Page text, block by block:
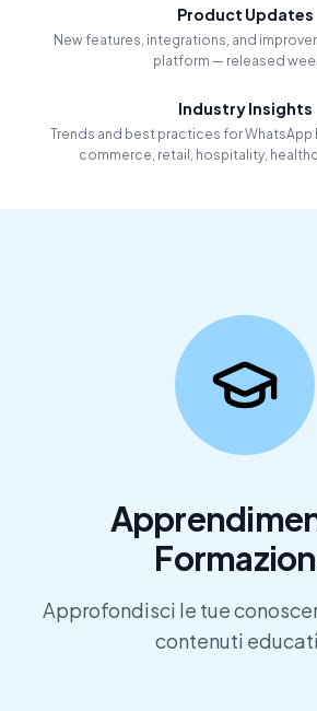
Product Updates
New features, integrations, and
platform — released
Industry Insights
Trends and best practices for
commerce, retail, hospitality,
Approfondisci le tue
contenuti